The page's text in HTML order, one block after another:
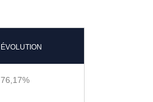
ÉVOLUTION
76,17%